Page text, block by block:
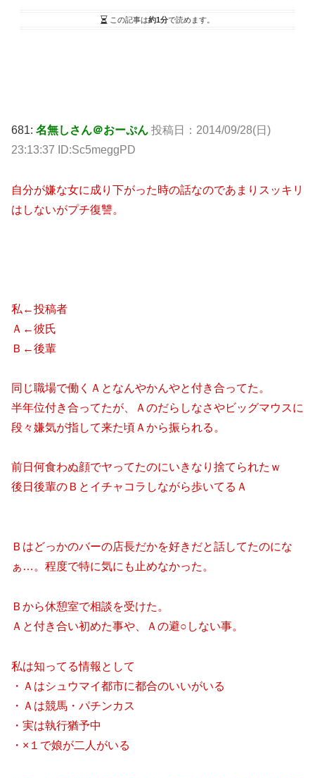
この記事は約1分で読めます。
681: 名無しさん＠おーぷん 投稿日：2014/09/28(日)
23:13:37 ID:Sc5meggPD
自分が嫌な女に成り下がった時の話なのであまりスッキリ
はしないがプチ復讐。
私←投稿者
Ａ←彼氏
Ｂ←後輩
同じ職場で働くＡとなんやかんやと付き合ってた。
半年位付き合ってたが、Ａのだらしなさやビッグマウスに
段々嫌気が指して来た頃Ａから振られる。
前日何食わぬ顔でヤってたのにいきなり捨てられたｗ
後日後輩のＢとイチャコラしながら歩いてるＡ
Ｂはどっかのバーの店長だかを好きだと話してたのにな
ぁ…。程度で特に気にも止めなかった。
Ｂから休憩室で相談を受けた。
Ａと付き合い初めた事や、Ａの避○しない事。
私は知ってる情報として
・Ａはシュウマイ都市に都合のいいがいる
・Ａは競馬・パチンカス
・実は執行猶予中
・×１で娘が二人がいる